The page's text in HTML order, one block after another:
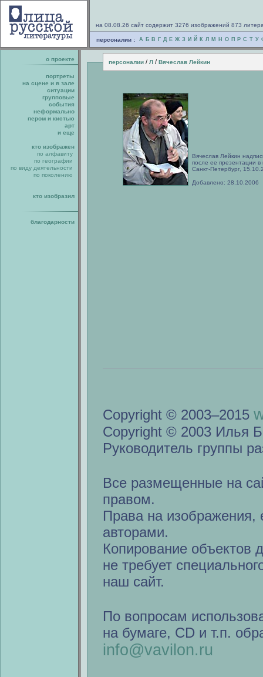
на 08.08.26 сайт содержит 3276 изображений 873
персоналии : А Б В Г Д Е Ж З И Й К Л М Н О П Р С Т У
о проекте персоналии / Л / Вячеслав Лейкин
портреты
на сцене и в зале
ситуации
групповые
события
неформально
пером и кистью
арт
и еще
кто изображен
по алфавиту
по географии
по виду деятельности
по поколению
кто изобразил
благодарности
Вячеслав Лейкин
после ее презентации
Санкт-Петербург,
Добавлено: 28.10.2006
Copyright © 2003–2015
Copyright © 2003 Илья
Руководитель группы
Все размещенные на
правом.
Права на изображения,
авторами.
Копирование объектов
не требует
наш сайт.
По вопросам
на бумаге, CD и т.п.
info@vavilon.ru